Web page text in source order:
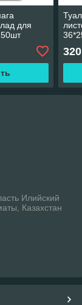
для
320
Илийский
Казахстан